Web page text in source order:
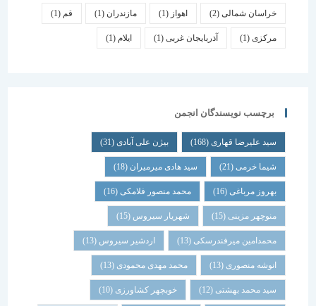
خراسان شمالی(2) اهواز مازندران(1) قم
(1) آذربایجان غربی(1) ایلام
برچسب نویسندگان انجمن
سید علیرضا قهاری(168) بیژن علی آبادی(31)
شیما خرمی(21) سید هادی میرمیران(18)
بهروز مرباغی (16) محمد منصور فلامکی (16)
منوچهر مزینی(15) شهریار سیروس(15)
محمدامین میرفندرسکی(13) اردشیر سیروس(13)
انوشه منصوری(13) محمد مهدی محمودی(13)
سید محمد بهشتی(12) خوبچهر کشاورزی(10)